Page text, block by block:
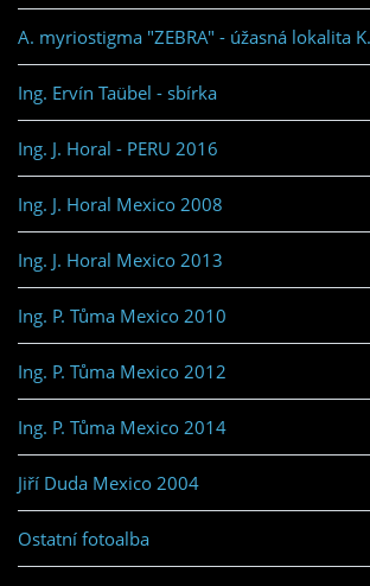
A. myriostigma "ZEBRA" - úžasná lokalita
Ing. Ervín Taübel - sbírka
Ing. J. Horal - PERU 2016
Ing. J. Horal Mexico 2008
Ing. J. Horal Mexico 2013
Ing. P. Tůma Mexico 2010
Ing. P. Tůma Mexico 2012
Ing. P. Tůma Mexico 2014
Jiří Duda Mexico 2004
Ostatní fotoalba